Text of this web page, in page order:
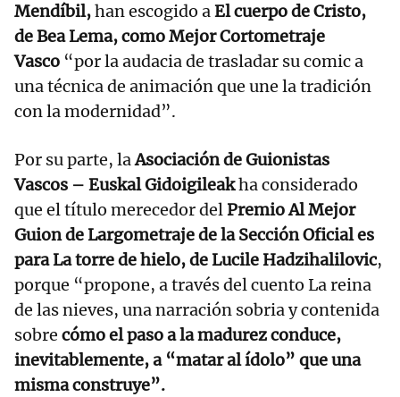
Mendíbil,han escogido aEl cuerpo de Cristo,
de Bea Lema, como Mejor Cortometraje
Vasco “por la audacia de trasladar su comic a
una técnica de animación que une la tradición
con la modernidad”.
Por su parte, laAsociación de Guionistas
Vascos – Euskal Gidoigileakha considerado
que el título merecedor delPremio Al Mejor
Guion de Largometraje de la Sección Oficial es
para La torre de hielo, de Lucile Hadzihalilovic,
porque “propone, a través del cuento La reina
de las nieves, una narración sobria y contenida
sobre cómo el paso a la madurez conduce,
inevitablemente, a “matar al ídolo” que una
misma construye”.